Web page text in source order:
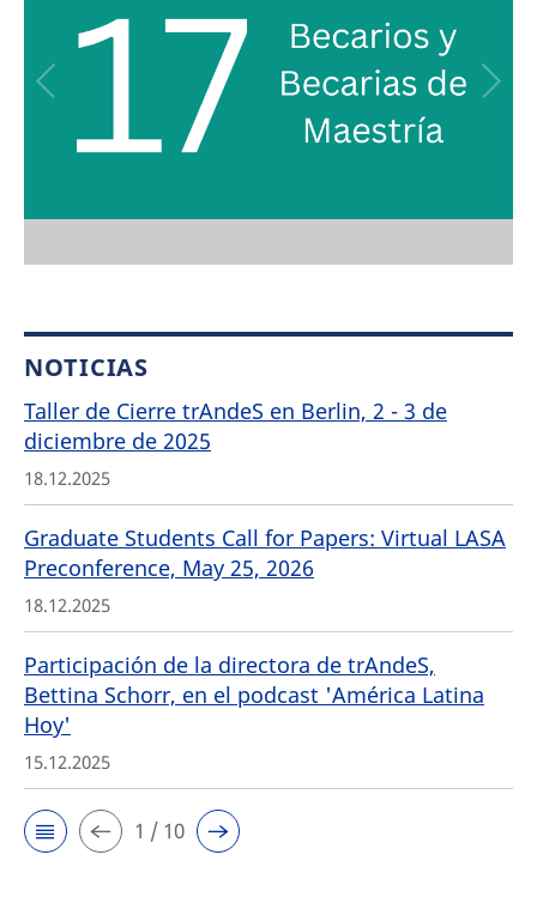
NOTICIAS
Taller de Cierre trAndeS en Berlin, 2 - 3 de
diciembre de 2025
18.12.2025
Graduate Students Call for Papers: Virtual LASA
Preconference, May 25, 2026
18.12.2025
Participación de la directora de trAndeS,
Bettina Schorr, en el podcast 'América Latina
Hoy'
15.12.2025
1 / 10